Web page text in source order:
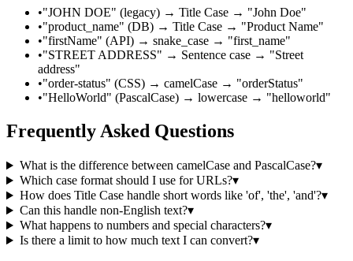
•"JOHN DOE" (legacy) → Title Case → "John Doe"
•"product_name" (DB) → Title Case → "Product Name"
•"firstName" (API) → snake_case → "first_name"
•"STREET ADDRESS" → Sentence case → "Street
address"
•"order-status" (CSS) → camelCase → "orderStatus"
•"HelloWorld" (PascalCase) → lowercase → "helloworld"
Frequently Asked Questions
What is the difference between camelCase and PascalCase?▾
Which case format should I use for URLs?▾
How does Title Case handle short words like 'of', 'the', 'and'?▾
Can this handle non-English text?▾
What happens to numbers and special characters?▾
Is there a limit to how much text I can convert?▾